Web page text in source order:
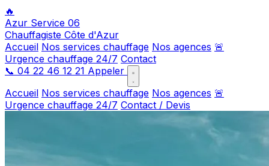
🔥
Azur Service 06
Chauffagiste Côte d'Azur
Accueil Nos services chauffage Nos agences 🚨
Urgence chauffage 24/7 Contact
📞 04 22 46 12 21 Appeler
Accueil Nos services chauffage Nos agences 🚨
Urgence chauffage 24/7 Contact / Devis